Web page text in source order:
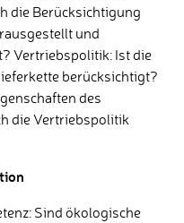
die Berücksichtigung
und
Vertriebspolitik: Ist die
berücksichtigt?
des
die Vertriebspolitik
Sind ökologische